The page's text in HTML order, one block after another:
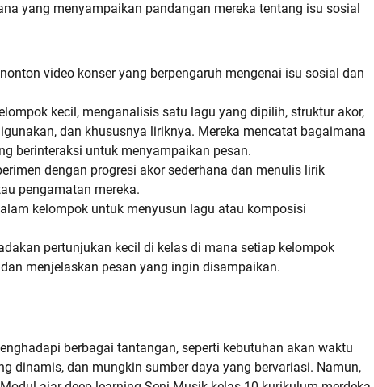
yang menyampaikan pandangan mereka tentang isu sosial
video konser yang berpengaruh mengenai isu sosial dan
kecil, menganalisis satu lagu yang dipilih, struktur akor,
dan khususnya liriknya. Mereka mencatat bagaimana
berinteraksi untuk menyampaikan pesan.
dengan progresi akor sederhana dan menulis lirik
pengamatan mereka.
kelompok untuk menyusun lagu atau komposisi
pertunjukan kecil di kelas di mana setiap kelompok
menjelaskan pesan yang ingin disampaikan.
berbagai tantangan, seperti kebutuhan akan waktu
dinamis, dan mungkin sumber daya yang bervariasi. Namun,